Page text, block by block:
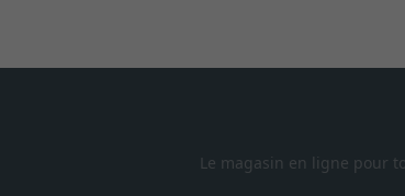
Le magasin en ligne pour